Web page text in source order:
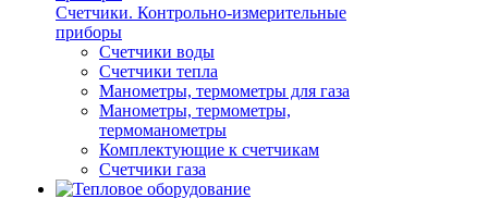
Счетчики. Контрольно-измерительные
приборы
Счетчики воды
Счетчики тепла
Манометры, термометры для газа
Манометры, термометры,
термоманометры
Комплектующие к счетчикам
Счетчики газа